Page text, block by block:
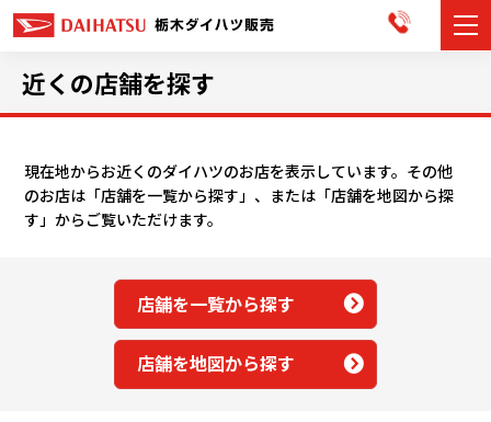
店舗情報
イベント・キャンペーン
ご購入者サポート
近くの店舗を探す
現在地からお近くのダイハツのお店を表示しています。その他
のお店は「店舗を一覧から探す」、または「店舗を地図から探
す」からご覧いただけます。
店舗を一覧から探す
店舗を地図から探す